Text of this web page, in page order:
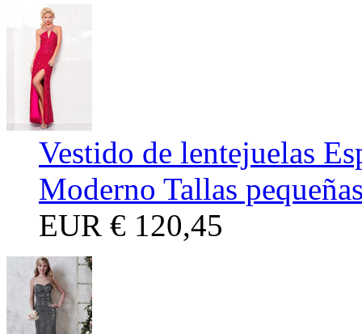
Vestido de lentejuelas
Moderno Tallas
EUR € 120,45